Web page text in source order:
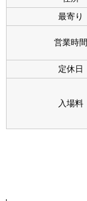
最寄り
営業時間
定休日
入場料